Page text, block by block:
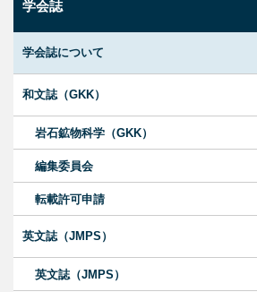
学会誌
学会誌について
和文誌（GKK）
岩石鉱物科学（GKK）
編集委員会
転載許可申請
英文誌（JMPS）
英文誌（JMPS）